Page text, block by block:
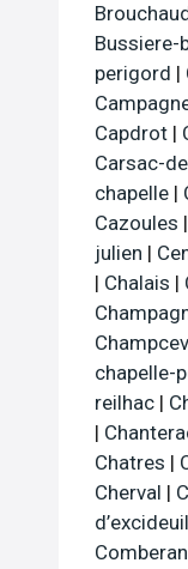
Bussiere-
perigord |
Capdrot |
Carsac-
chapelle |
Cazoules |
julien |
| Chalais |
chapelle-
reilhac |
|
Chatres |
Cherval |
d’excideuil